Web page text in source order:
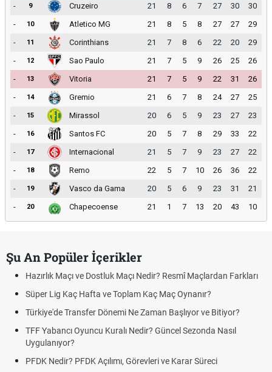
-
9 Cruzeiro 21 8 6 7 27 30
30
-
10 Atletico MG 21 8 5 8 27 27
29
-
11 Corinthians 21 7 8 6 22 20
29
-
12 Sao Paulo 21 7 5 9 26 25
26
-
13 Vitoria 21 7 5 9 22 31
26
-
14 Gremio 21 6 7 8 24 27
25
-
15 Mirassol 20 6 5 9 23 27
23
-
16 Santos FC 20 5 7 8 29 33
22
-
17 Internacional 21 5 7 9 23 27
22
-
18 Remo 22 5 7 10 26 36
22
-
19 Vasco da Gama 20 5 6 9 23 31
21
-
20 Chapecoense 21 1 7 13 20 43 10
Şu An Popüler İçerikler
Hazırlık Maçı ve Dostluk Maçı Nedir? Resmî Maçlardan Farkları
Süper Lig Kaç Hafta ve Toplam Kaç Maç Oynanır?
Türkiye'de Transfer Dönemi Ne Zaman Başlıyor ve Bitiyor?
TFF Yabancı Oyuncu Kuralı Nedir? Güncel Sezonda Nasıl
Uygulanıyor?
PFDK Nedir? PFDK Açılımı, Görevleri ve Karar Süreci